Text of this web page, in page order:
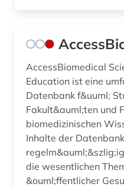
biologie (43)
biostatistik (1)
biotechnology (1)
bodenkunde (1)
AccessBiomedical
Education ist eine
Datenbank f&uuml;
Fakult&auml;ten und
biomedizinischen
Inhalte der
die wesentlichen
&ouml;ffentlicher